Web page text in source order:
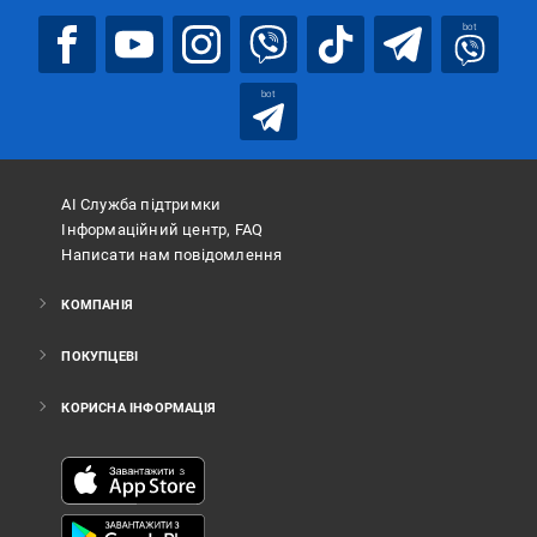
bot
bot
АІ Служба підтримки
Інформаційний центр, FAQ
Написати нам повідомлення
КОМПАНІЯ
ПОКУПЦЕВІ
КОРИСНА ІНФОРМАЦІЯ